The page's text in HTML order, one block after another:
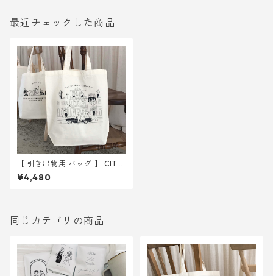
最近チェックした商品
【 引き出物用 バッグ 】 CITY
10枚 ｜ 結婚式 トートバッ
グ
¥4,480
同じカテゴリの商品